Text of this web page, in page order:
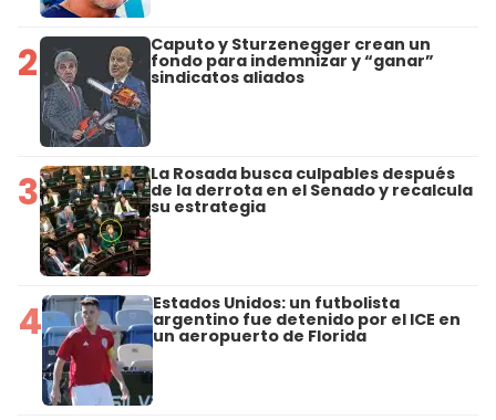
2 Caputo y Sturzenegger crean un
fondo para indemnizar y “ganar”
sindicatos aliados
3 La Rosada busca culpables después
de la derrota en el Senado y recalcula
su estrategia
4 Estados Unidos: un futbolista
argentino fue detenido por el ICE en
un aeropuerto de Florida